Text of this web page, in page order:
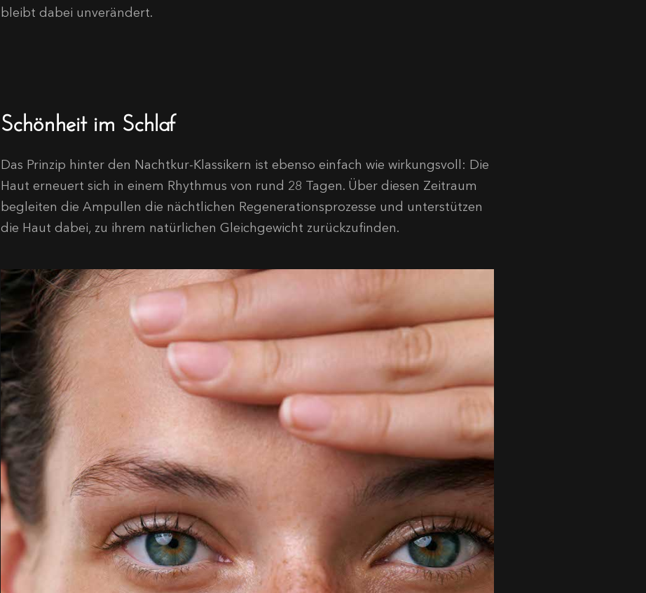
bleibt dabei unverändert.
Schönheit im Schlaf
Das Prinzip hinter den Nachtkur-Klassikern ist ebenso einfach wie wirkungsvoll: Die
Haut erneuert sich in einem Rhythmus von rund 28 Tagen. Über diesen Zeitraum
begleiten die Ampullen die nächtlichen Regenerationsprozesse und unterstützen
die Haut dabei, zu ihrem natürlichen Gleichgewicht zurückzufinden.